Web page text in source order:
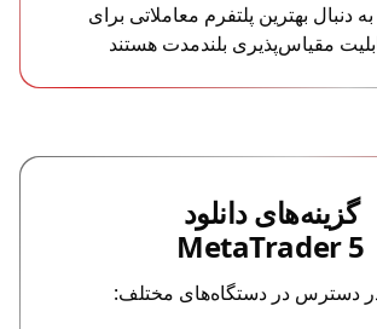
دنبال بهترین پلتفرم معاملاتی برای
مقیاس‌پذیری بلندمدت هستند
گزینه‌های دانلود
MetaTrader 5